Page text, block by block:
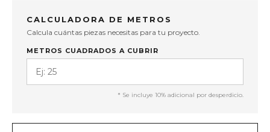
CALCULADORA DE METROS
Calcula cuántas piezas necesitas para tu proyecto.
METROS CUADRADOS A CUBRIR
* Se incluye 10% adicional por desperdicio.